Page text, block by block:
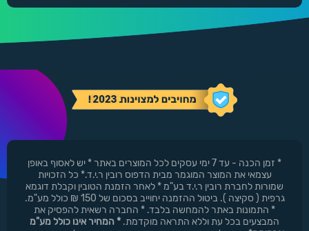
* זמן הכנה - עד 7 ימי עסקים לכל המוצרים באתר * יש לאסוף באופן
עצמאי את המוצר המוגמר מבית הדפוס רובין ר.י.ד.* כל הזכויות
שמורות לחברת רובין ר.י.ד בע"מ * לאחר הזמנת הטובין וקבלת דוגמא
גרפית ( סקיצה ). ביטול ההזמנה יחוייב בסכום של 150 ₪ כולל מע"מ.
* התמונות באתר להמחשה בלבד. * החברה רשאית להפסיק את
המבצעים בכל עת וללא התראה מוקדמת. * המחיר אינו כולל מע"מ